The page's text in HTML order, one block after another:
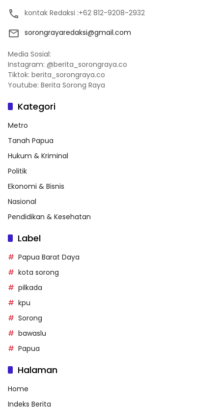
kontak Redaksi :+62 812-9208-2932
sorongrayaredaksi@gmail.com
Media Sosial:
Instagram: @berita_sorongraya.co
Tiktok: berita_sorongraya.co
Youtube: Berita Sorong Raya
Kategori
Metro
Tanah Papua
Hukum & Kriminal
Politik
Ekonomi & Bisnis
Nasional
Pendidikan & Kesehatan
Label
Papua Barat Daya
kota sorong
pilkada
kpu
Sorong
bawaslu
Papua
Halaman
Home
Indeks Berita